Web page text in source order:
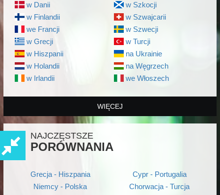
w Danii
w Finlandii
we Francji
w Grecji
w Hiszpanii
w Holandii
w Irlandii
w Szkocji
w Szwajcarii
w Szwecji
w Turcji
na Ukrainie
na Węgrzech
we Włoszech
WIĘCEJ
NAJCZĘSTSZE
PORÓWNANIA
Grecja - Hiszpania
Niemcy - Polska
Cypr - Portugalia
Chorwacja - Turcja